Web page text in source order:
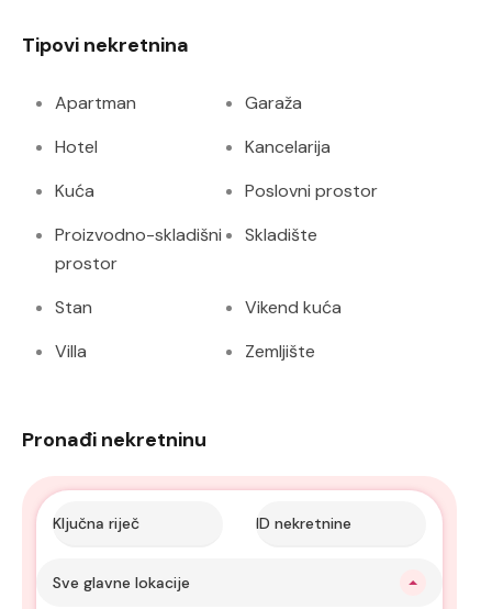
Tipovi nekretnina
Apartman
Garaža
Hotel
Kancelarija
Kuća
Poslovni prostor
Proizvodno-skladišni
prostor
Skladište
Stan
Vikend kuća
Villa
Zemljište
Pronađi nekretninu
Sve glavne lokacije